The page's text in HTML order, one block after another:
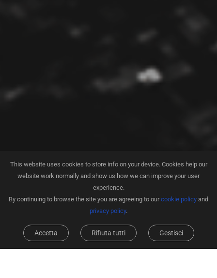
This website uses cookies to store info on your device. Cookies help our
website work normally and show us how we can improve your user
experience.
By continuing to browse the site you are agreeing to ourcookie policy and
privacy policy.
Gestisci
Rifiuta tutti
Accetta